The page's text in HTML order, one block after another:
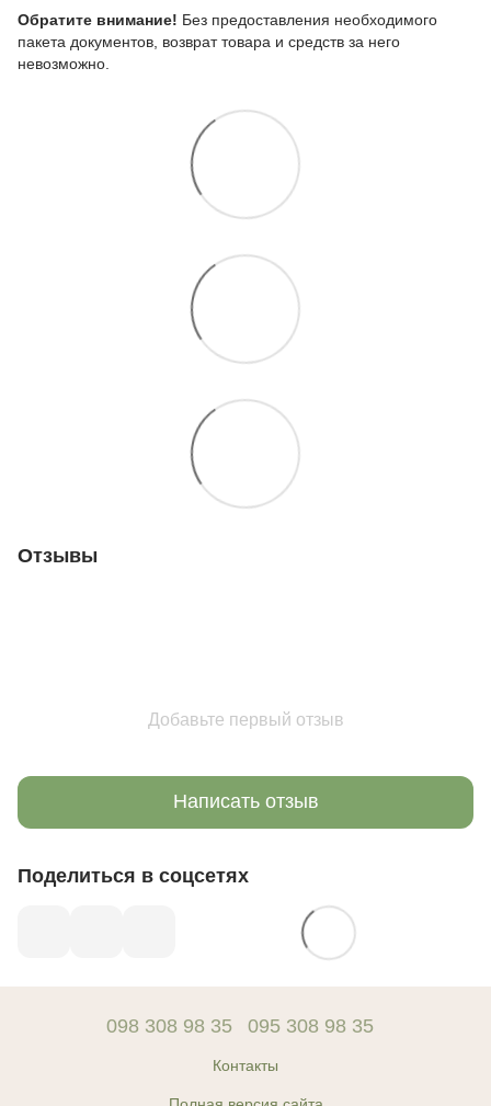
Обратите внимание! Без предоставления необходимого
пакета документов, возврат товара и средств за него
невозможно.
Отзывы
Добавьте первый отзыв
Написать отзыв
Поделиться в соцсетях
098 308 98 35 095 308 98 35
Контакты